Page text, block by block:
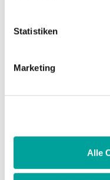
Statistiken
Marketing
Alle
Niedrigerer
Vollständige
die